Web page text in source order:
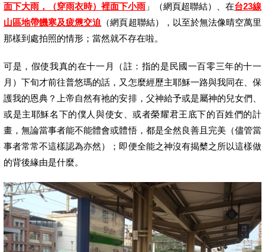
面下大雨，（穿雨衣時）裡面下小雨 」 （網頁超聯結） 、在台23線
山區地帶饑寒及疲憊交迫 （網頁超聯結），以至於無法像晴空萬里
那樣到處拍照的情形；當然就不存在啦。
可是，假使我真的在十一 月（註：指的是民國一百零三年的十一
月）下旬才前往普悠瑪的話，又怎麼經歷主耶穌一路與我同在、保
護我的恩典？上帝自然有祂的安排，父神給予或是屬神的兒女們、
或是主耶穌名下的僕人與使女、或者榮耀君王底下的百姓們的計
畫，無論當事者能不能體會或體悟，都是全然良善且完美（儘管當
事者常常不這樣認為亦然）；即便全能之神沒有揭櫫之所以這樣做
的背後緣由是什麼。